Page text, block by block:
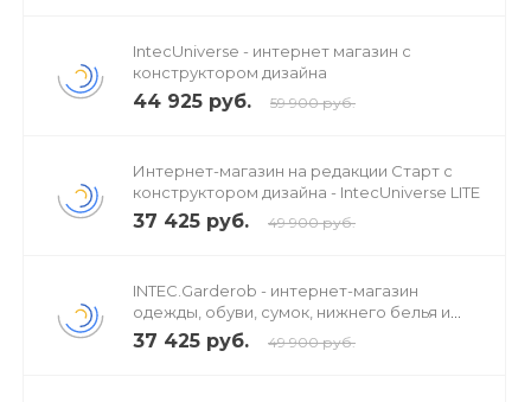
IntecUniverse - интернет магазин с
конструктором дизайна
44 925 руб. 59 900 руб.
Интернет-магазин на редакции Старт с
конструктором дизайна - IntecUniverse LITE
37 425 руб. 49 900 руб.
INTEC.Garderob - интернет-магазин
одежды, обуви, сумок, нижнего белья и
аксессуаров
37 425 руб. 49 900 руб.